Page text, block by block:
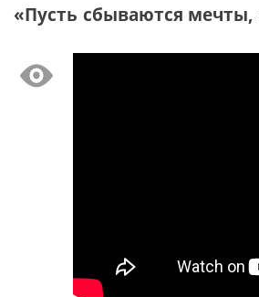
«Пусть сбываются